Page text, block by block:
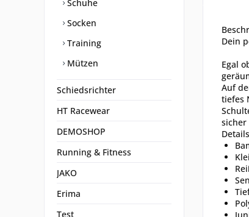
Schuhe
Socken
Training
Mützen
Schiedsrichter
HT Racewear
DEMOSHOP
Running & Fitness
JAKO
Erima
Test
Dein
Egal
Auf
tiefes
sicher
Details